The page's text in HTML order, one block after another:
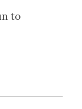
to